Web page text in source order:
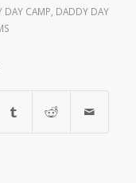
DAY CAMP DADDY DAY